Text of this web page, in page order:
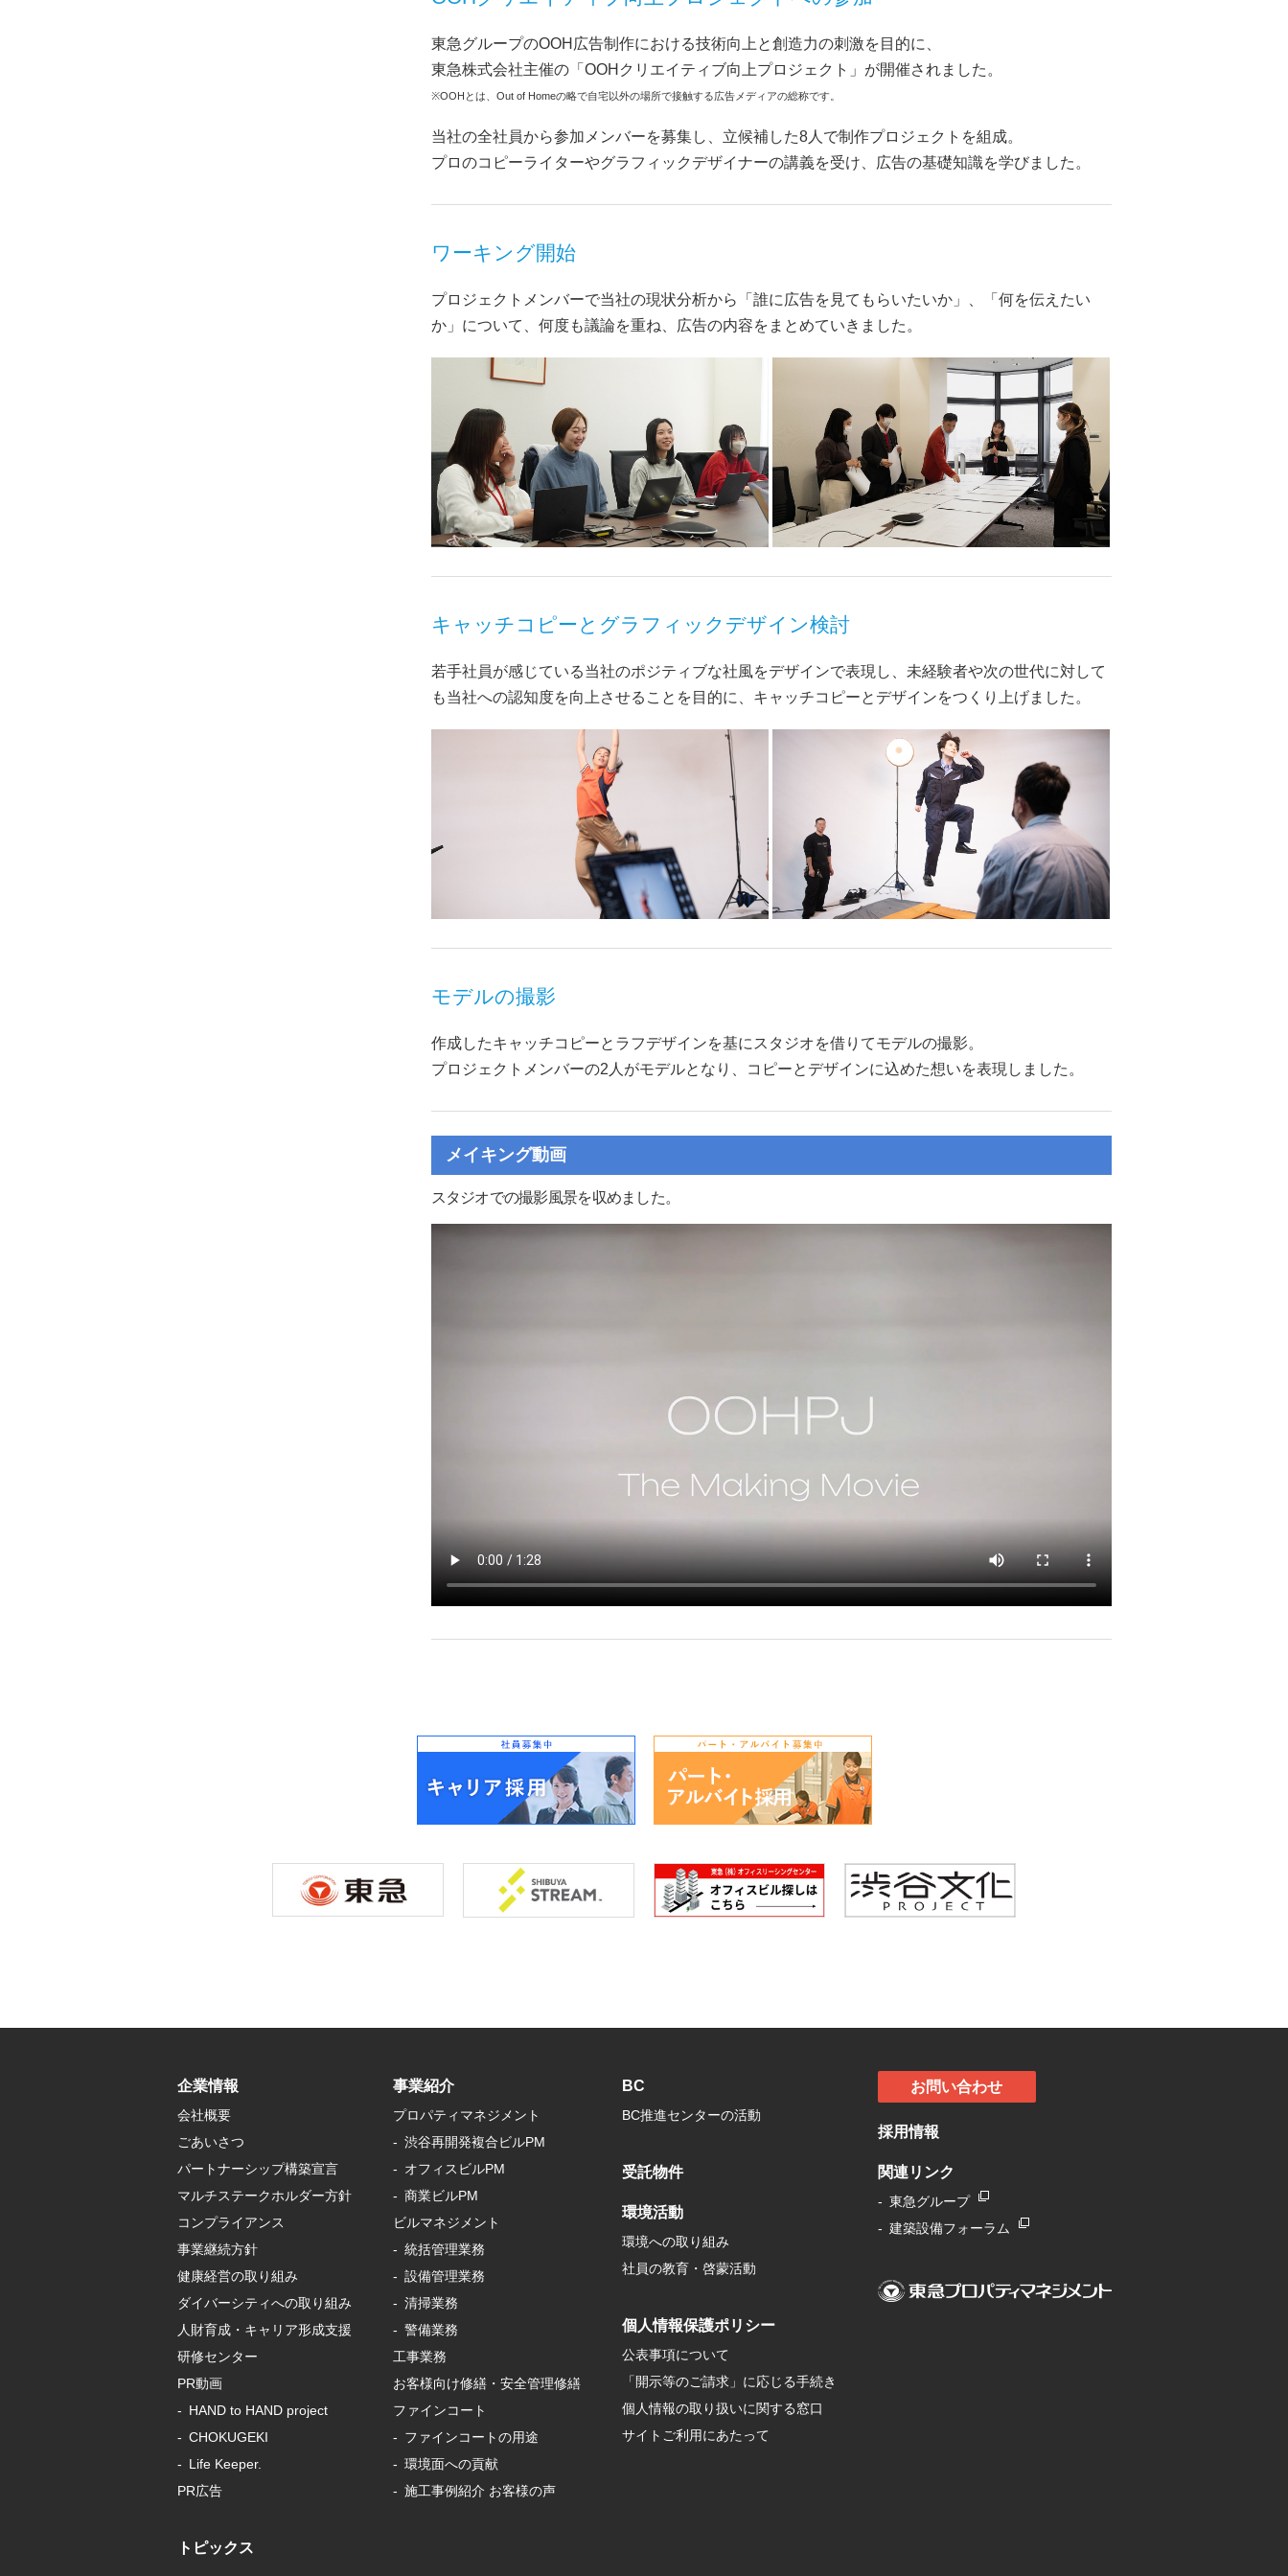
東急グループのOOH広告制作における技術向上と創造力の刺激を目的に、
東急株式会社主催の「OOHクリエイティブ向上プロジェクト」が開催されました。
※OOHとは、Out of Homeの略で自宅以外の場所で接触する広告メディアの総称です。
当社の全社員から参加メンバーを募集し、立候補した8人で制作プロジェクトを組成。
プロのコピーライターやグラフィックデザイナーの講義を受け、広告の基礎知識を学びました。
ワーキング開始
プロジェクトメンバーで当社の現状分析から「誰に広告を見てもらいたいか」、「何を伝えたい
か」について、何度も議論を重ね、広告の内容をまとめていきました。
キャッチコピーとグラフィックデザイン検討
若手社員が感じている当社のポジティブな社風をデザインで表現し、未経験者や次の世代に対して
も当社への認知度を向上させることを目的に、キャッチコピーとデザインをつくり上げました。
モデルの撮影
作成したキャッチコピーとラフデザインを基にスタジオを借りてモデルの撮影。
プロジェクトメンバーの2人がモデルとなり、コピーとデザインに込めた想いを表現しました。
メイキング動画
スタジオでの撮影風景を収めました。
企業情報
会社概要
ごあいさつ
パートナーシップ構築宣言
マルチステークホルダー方針
コンプライアンス
事業継続方針
健康経営の取り組み
ダイバーシティへの取り組み
人財育成・キャリア形成支援
研修センター
PR動画
HAND to HAND project
CHOKUGEKI
Life Keeper.
PR広告
トピックス
事業紹介
プロパティマネジメント
渋谷再開発複合ビルPM
オフィスビルPM
商業ビルPM
ビルマネジメント
統括管理業務
設備管理業務
清掃業務
警備業務
工事業務
お客様向け修繕・安全管理修繕
ファインコート
ファインコートの用途
環境面への貢献
施工事例紹介 お客様の声
BC
BC推進センターの活動
受託物件
環境活動
環境への取り組み
社員の教育・啓蒙活動
個人情報保護ポリシー
公表事項について
「開示等のご請求」に応じる手続き
個人情報の取り扱いに関する窓口
サイトご利用にあたって
お問い合わせ
採用情報
関連リンク
東急グループ
建築設備フォーラム